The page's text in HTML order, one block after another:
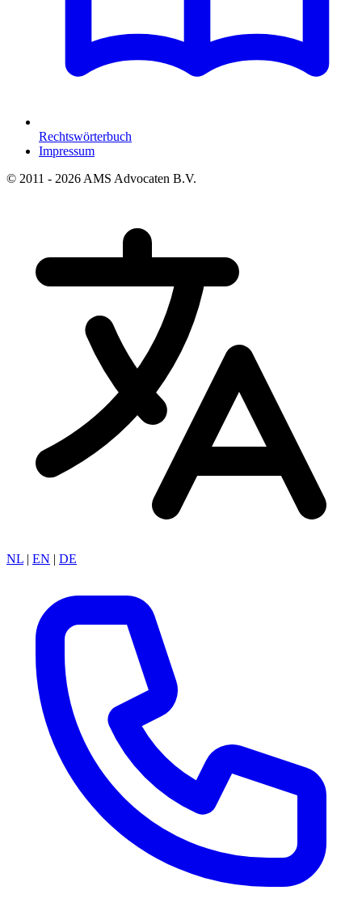
Rechtswörterbuch
Impressum
© 2011 - 2026 AMS Advocaten B.V.
NL | EN | DE